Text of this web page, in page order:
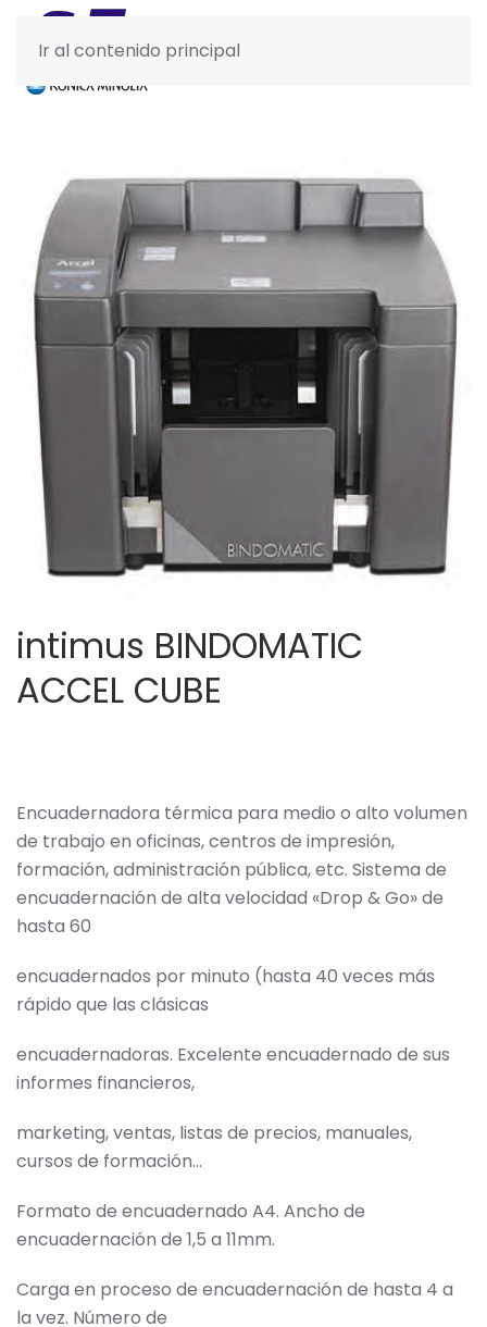
Ir al contenido principal
intimus BINDOMATIC
ACCEL CUBE
Encuadernadora térmica para medio o alto volumen
de trabajo en oficinas, centros de impresión,
formación, administración pública, etc. Sistema de
encuadernación de alta velocidad «Drop & Go» de
hasta 60
encuadernados por minuto (hasta 40 veces más
rápido que las clásicas
encuadernadoras. Excelente encuadernado de sus
informes financieros,
marketing, ventas, listas de precios, manuales,
cursos de formación…
Formato de encuadernado A4. Ancho de
encuadernación de 1,5 a 11mm.
Carga en proceso de encuadernación de hasta 4 a
la vez. Número de